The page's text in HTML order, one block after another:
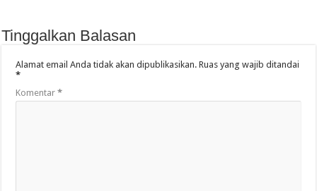
Tinggalkan Balasan
Alamat email Anda tidak akan dipublikasikan. Ruas yang wajib ditandai
*
Komentar*